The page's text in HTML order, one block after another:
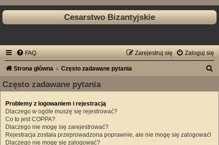
Cesarstwo Bizantyjskie
FAQ Zaloguj się
Zarejestruj się
Strona główna Często zadawane pytania
u
Często zadawane pytania
Problemy z logowaniem i rejestracją
Dlaczego w ogóle muszę się rejestrować?
Co to jest COPPA?
Dlaczego nie mogę się zarejestrować?
Rejestracja została przeprowadzona poprawnie, ale nie mogę się zalogować!
Dlaczego nie mogę się zalogować?